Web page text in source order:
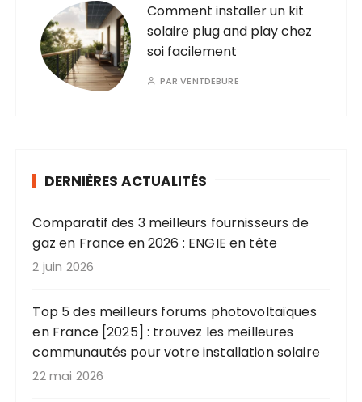
Comment installer un kit
solaire plug and play chez
soi facilement
PARVENTDEBURE
DERNIÈRES ACTUALITÉS
Comparatif des 3 meilleurs fournisseurs de
gaz en France en 2026 : ENGIE en tête
2 juin 2026
Top 5 des meilleurs forums photovoltaïques
en France [2025] : trouvez les meilleures
communautés pour votre installation solaire
22 mai 2026